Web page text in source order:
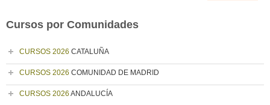
Cursos por Comunidades
CURSOS 2026 CATALUÑA
CURSOS 2026 COMUNIDAD DE MADRID
CURSOS 2026 ANDALUCÍA